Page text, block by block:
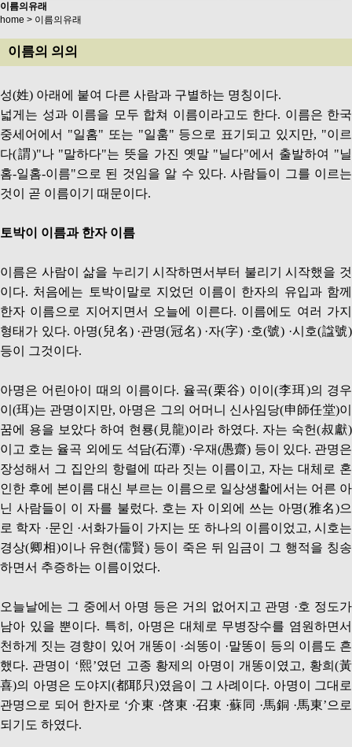
이름의유래
home > 이름의유래
이름의 의의
성(姓) 아래에 붙여 다른 사람과 구별하는 명칭이다.
넓게는 성과 이름을 모두 합쳐 이름이라고도 한다. 이름은 한국
중세어에서 "일홈" 또는 "일훔" 등으로 표기되고 있지만, "이르
다(謂)"나 "말하다"는 뜻을 가진 옛말 "닐다"에서 출발하여 "닐
홈-일홈-이름"으로 된 것임을 알 수 있다. 사람들이 그를 이르는
것이 곧 이름이기 때문이다.
토박이 이름과 한자 이름
이름은 사람이 삶을 누리기 시작하면서부터 불리기 시작했을 것
이다. 처음에는 토박이말로 지었던 이름이 한자의 유입과 함께
한자 이름으로 지어지면서 오늘에 이른다. 이름에도 여러 가지
형태가 있다. 아명(兒名) ·관명(冠名) ·자(字) ·호(號) ·시호(諡號)
등이 그것이다.
아명은 어린아이 때의 이름이다. 율곡(栗谷) 이이(李珥)의 경우
이(珥)는 관명이지만, 아명은 그의 어머니 신사임당(申師任堂)이
꿈에 용을 보았다 하여 현룡(見龍)이라 하였다. 자는 숙헌(叔獻)
이고 호는 율곡 외에도 석담(石潭) ·우재(愚齋) 등이 있다. 관명은
장성해서 그 집안의 항렬에 따라 짓는 이름이고, 자는 대체로 혼
인한 후에 본이름 대신 부르는 이름으로 일상생활에서는 어른 아
닌 사람들이 이 자를 불렀다. 호는 자 이외에 쓰는 아명(雅名)으
로 학자 ·문인 ·서화가들이 가지는 또 하나의 이름이었고, 시호는
경상(卿相)이나 유현(儒賢) 등이 죽은 뒤 임금이 그 행적을 칭송
하면서 추증하는 이름이었다.
오늘날에는 그 중에서 아명 등은 거의 없어지고 관명 ·호 정도가
남아 있을 뿐이다. 특히, 아명은 대체로 무병장수를 염원하면서
천하게 짓는 경향이 있어 개똥이 ·쇠똥이 ·말똥이 등의 이름도 흔
했다. 관명이 ‘熙’였던 고종 황제의 아명이 개똥이였고, 황희(黃
喜)의 아명은 도야지(都耶只)였음이 그 사례이다. 아명이 그대로
관명으로 되어 한자로 ‘介東 ·啓東 ·召東 ·蘇同 ·馬銅 ·馬東’으로
되기도 하였다.